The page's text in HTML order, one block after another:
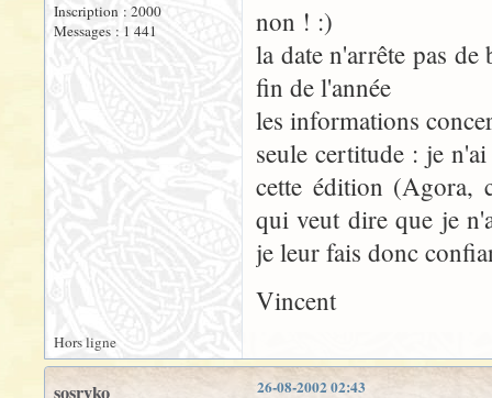
Inscription : 2000
Messages : 1 441
non ! :)
la date n'arrête pas
fin de l'année
les informations
seule certitude : je
cette édition (Agora,
qui veut dire que je
je leur fais donc
Vincent
Hors ligne
26-08-2002 02:43
sosryko